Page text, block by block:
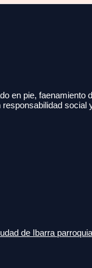
en pie, faenamiento
social
de Ibarra